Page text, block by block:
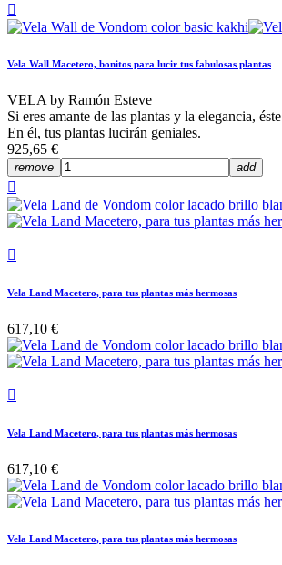

Vela Wall Macetero, bonitos para lucir tus fabulosas plantas
VELA by Ramón Esteve
Si eres amante de las plantas y la elegancia,
En él, tus plantas lucirán geniales.
925,65 €
remove add


Vela Land Macetero, para tus plantas más hermosas
617,10 €

Vela Land Macetero, para tus plantas más hermosas
617,10 €
Vela Land Macetero, para tus plantas más hermosas